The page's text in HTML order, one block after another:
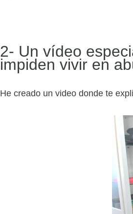
2- Un vídeo
impiden vivir en
He creado un video donde te